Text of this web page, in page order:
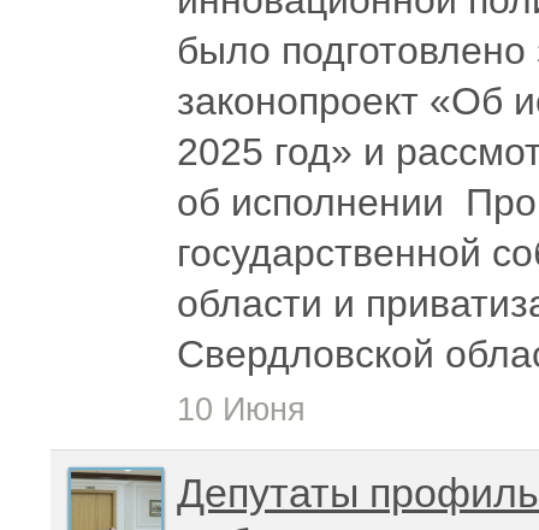
было
законопроект «Об
2025 год» и
об исполнении
государственной
области и
Свердловской
10 Июня
Депутаты